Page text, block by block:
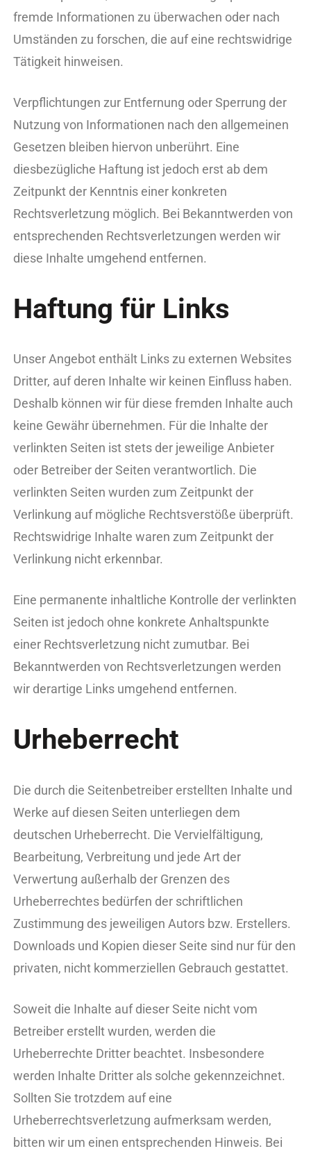
fremde Informationen zu überwachen oder nach
Umständen zu forschen, die auf eine rechtswidrige
Tätigkeit hinweisen.
Verpflichtungen zur Entfernung oder Sperrung der
Nutzung von Informationen nach den allgemeinen
Gesetzen bleiben hiervon unberührt. Eine
diesbezügliche Haftung ist jedoch erst ab dem
Zeitpunkt der Kenntnis einer konkreten
Rechtsverletzung möglich. Bei Bekanntwerden von
entsprechenden Rechtsverletzungen werden wir
diese Inhalte umgehend entfernen.
Haftung für Links
Unser Angebot enthält Links zu externen Websites
Dritter, auf deren Inhalte wir keinen Einfluss haben.
Deshalb können wir für diese fremden Inhalte auch
keine Gewähr übernehmen. Für die Inhalte der
verlinkten Seiten ist stets der jeweilige Anbieter
oder Betreiber der Seiten verantwortlich. Die
verlinkten Seiten wurden zum Zeitpunkt der
Verlinkung auf mögliche Rechtsverstöße überprüft.
Rechtswidrige Inhalte waren zum Zeitpunkt der
Verlinkung nicht erkennbar.
Eine permanente inhaltliche Kontrolle der verlinkten
Seiten ist jedoch ohne konkrete Anhaltspunkte
einer Rechtsverletzung nicht zumutbar. Bei
Bekanntwerden von Rechtsverletzungen werden
wir derartige Links umgehend entfernen.
Urheberrecht
Die durch die Seitenbetreiber erstellten Inhalte und
Werke auf diesen Seiten unterliegen dem
deutschen Urheberrecht. Die Vervielfältigung,
Bearbeitung, Verbreitung und jede Art der
Verwertung außerhalb der Grenzen des
Urheberrechtes bedürfen der schriftlichen
Zustimmung des jeweiligen Autors bzw. Erstellers.
Downloads und Kopien dieser Seite sind nur für den
privaten, nicht kommerziellen Gebrauch gestattet.
Soweit die Inhalte auf dieser Seite nicht vom
Betreiber erstellt wurden, werden die
Urheberrechte Dritter beachtet. Insbesondere
werden Inhalte Dritter als solche gekennzeichnet.
Sollten Sie trotzdem auf eine
Urheberrechtsverletzung aufmerksam werden,
bitten wir um einen entsprechenden Hinweis. Bei